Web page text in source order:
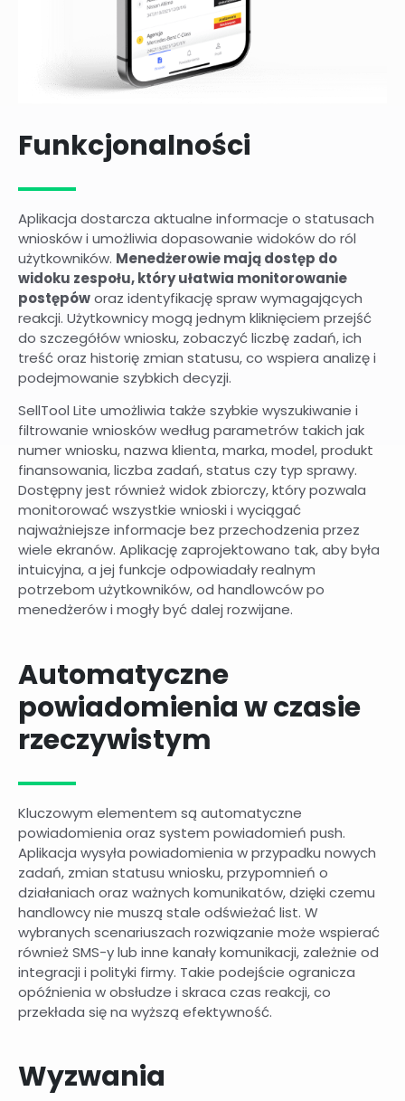
Funkcjonalności
Aplikacja dostarcza aktualne informacje o statusach
wniosków i umożliwia dopasowanie widoków do ról
użytkowników. Menedżerowie mają dostęp do
widoku zespołu, który ułatwia monitorowanie
postępóworaz identyfikację spraw wymagających
reakcji. Użytkownicy mogą jednym kliknięciem przejść
do szczegółów wniosku, zobaczyć liczbę zadań, ich
treść oraz historię zmian statusu, co wspiera analizę i
podejmowanie szybkich decyzji.
SellTool Lite umożliwia także szybkie wyszukiwanie i
filtrowanie wniosków według parametrów takich jak
numer wniosku, nazwa klienta, marka, model, produkt
finansowania, liczba zadań, status czy typ sprawy.
Dostępny jest również widok zbiorczy, który pozwala
monitorować wszystkie wnioski i wyciągać
najważniejsze informacje bez przechodzenia przez
wiele ekranów. Aplikację zaprojektowano tak, aby była
intuicyjna, a jej funkcje odpowiadały realnym
potrzebom użytkowników, od handlowców po
menedżerów i mogły być dalej rozwijane.
Automatyczne
powiadomienia w czasie
rzeczywistym
Kluczowym elementem są automatyczne
powiadomienia oraz system powiadomień push.
Aplikacja wysyła powiadomienia w przypadku nowych
zadań, zmian statusu wniosku, przypomnień o
działaniach oraz ważnych komunikatów, dzięki czemu
handlowcy nie muszą stale odświeżać list. W
wybranych scenariuszach rozwiązanie może wspierać
również SMS-y lub inne kanały komunikacji, zależnie od
integracji i polityki firmy. Takie podejście ogranicza
opóźnienia w obsłudze i skraca czas reakcji, co
przekłada się na wyższą efektywność.
Wyzwania